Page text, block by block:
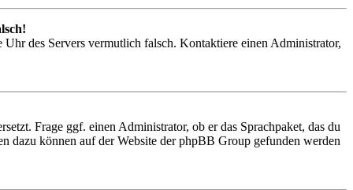
des Servers vermutlich falsch. Kontaktiere einen Administrator,
Frage ggf. einen Administrator, ob er das Sprachpaket, das du
dazu können auf der Website der phpBB Group gefunden werden